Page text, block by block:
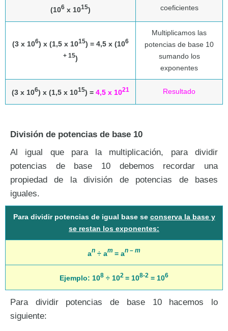
(106 x 1015) coeficientes
(3 x 106) x (1,5 x 1015) = 4,5 x (106
+ 15)
Multiplicamos las
potencias de base 10
sumando los
exponentes
(3 x 106) x (1,5 x 1015) = 4,5 x 1021 Resultado
División de potencias de base 10
Al igual que para la multiplicación, para dividir
potencias de base 10 debemos recordar una
propiedad de la división de potencias de bases
iguales.
Para dividir potencias de igual base se conserva la base y
se restan los exponentes:
an ÷ am = an – m
Ejemplo: 108 ÷ 102 = 108-2 = 106
Para dividir potencias de base 10 hacemos lo
siguiente: